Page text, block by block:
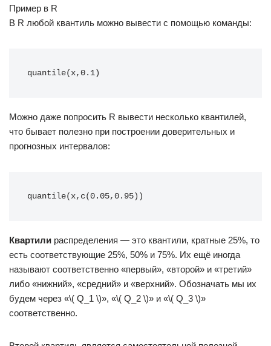
Пример в R
В R любой квантиль можно вывести с помощью команды:
quantile(x,0.1)
Можно даже попросить R вывести несколько квантилей,
что бывает полезно при построении доверительных и
прогнозных интервалов:
quantile(x,c(0.05,0.95))
Квартили распределения — это квантили, кратные 25%, то
есть соответствующие 25%, 50% и 75%. Их ещё иногда
называют соответственно «первый», «второй» и «третий»
либо «нижний», «средний» и «верхний». Обозначать мы их
будем через «\( Q_1 \)», «\( Q_2 \)» и «\( Q_3 \)»
соответственно.